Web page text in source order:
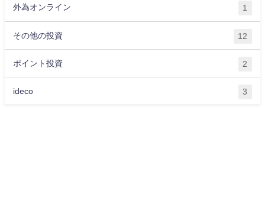
外為オンライン 1
その他の投資 12
ポイント投資 2
ideco 3